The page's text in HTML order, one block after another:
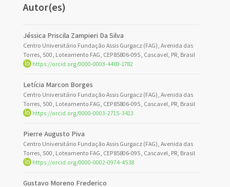
Autor(es)
Jéssica Priscila Zampieri Da Silva
Centro Universitário Fundação Assis Gurgacz (FAG), Avenida das
Torres, 500, Loteamento FAG, CEP 85806-095, Cascavel, PR, Brasil
https://orcid.org/0000-0003-4469-1782
Letícia Marcon Borges
Centro Universitário Fundação Assis Gurgacz (FAG), Avenida das
Torres, 500, Loteamento FAG, CEP 85806-095, Cascavel, PR, Brasil
https://orcid.org/0000-0003-2715-3413
Pierre Augusto Piva
Centro Universitário Fundação Assis Gurgacz (FAG), Avenida das
Torres, 500, Loteamento FAG, CEP 85806-095, Cascavel, PR, Brasil
https://orcid.org/0000-0002-0974-4538
Gustavo Moreno Frederico